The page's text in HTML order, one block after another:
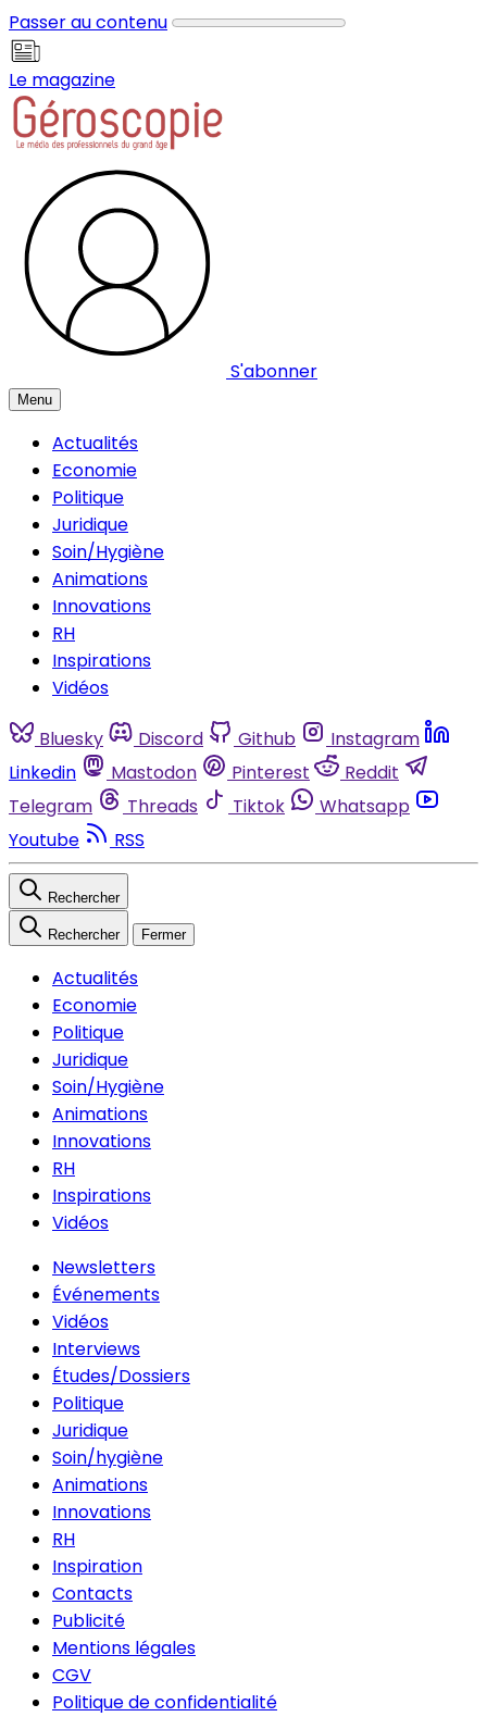
Passer au contenu
Le magazine
S'abonner
Menu
Actualités
Economie
Politique
Juridique
Soin/Hygiène
Animations
Innovations
RH
Inspirations
Vidéos
Bluesky Discord Github
Instagram
Linkedin
Mastodon Pinterest
Reddit
Telegram
Threads Tiktok
Whatsapp
Youtube
RSS
Rechercher
Rechercher Fermer
Actualités
Economie
Politique
Juridique
Soin/Hygiène
Animations
Innovations
RH
Inspirations
Vidéos
Newsletters
Événements
Vidéos
Interviews
Études/Dossiers
Politique
Juridique
Soin/hygiène
Animations
Innovations
RH
Inspiration
Contacts
Publicité
Mentions légales
CGV
Politique de confidentialité
Panneau de gestion des cookies